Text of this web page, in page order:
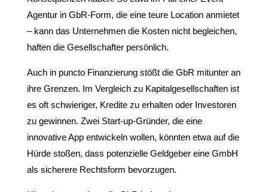
Agentur in GbR-Form, die eine teure Location anmietet
– kann das Unternehmen die Kosten nicht begleichen,
haften die Gesellschafter persönlich.
Auch in puncto Finanzierung stößt die GbR mitunter an
ihre Grenzen. Im Vergleich zu Kapitalgesellschaften ist
es oft schwieriger, Kredite zu erhalten oder Investoren
zu gewinnen. Zwei Start-up-Gründer, die eine
innovative App entwickeln wollen, könnten etwa auf die
Hürde stoßen, dass potenzielle Geldgeber eine GmbH
als sicherere Rechtsform bevorzugen.